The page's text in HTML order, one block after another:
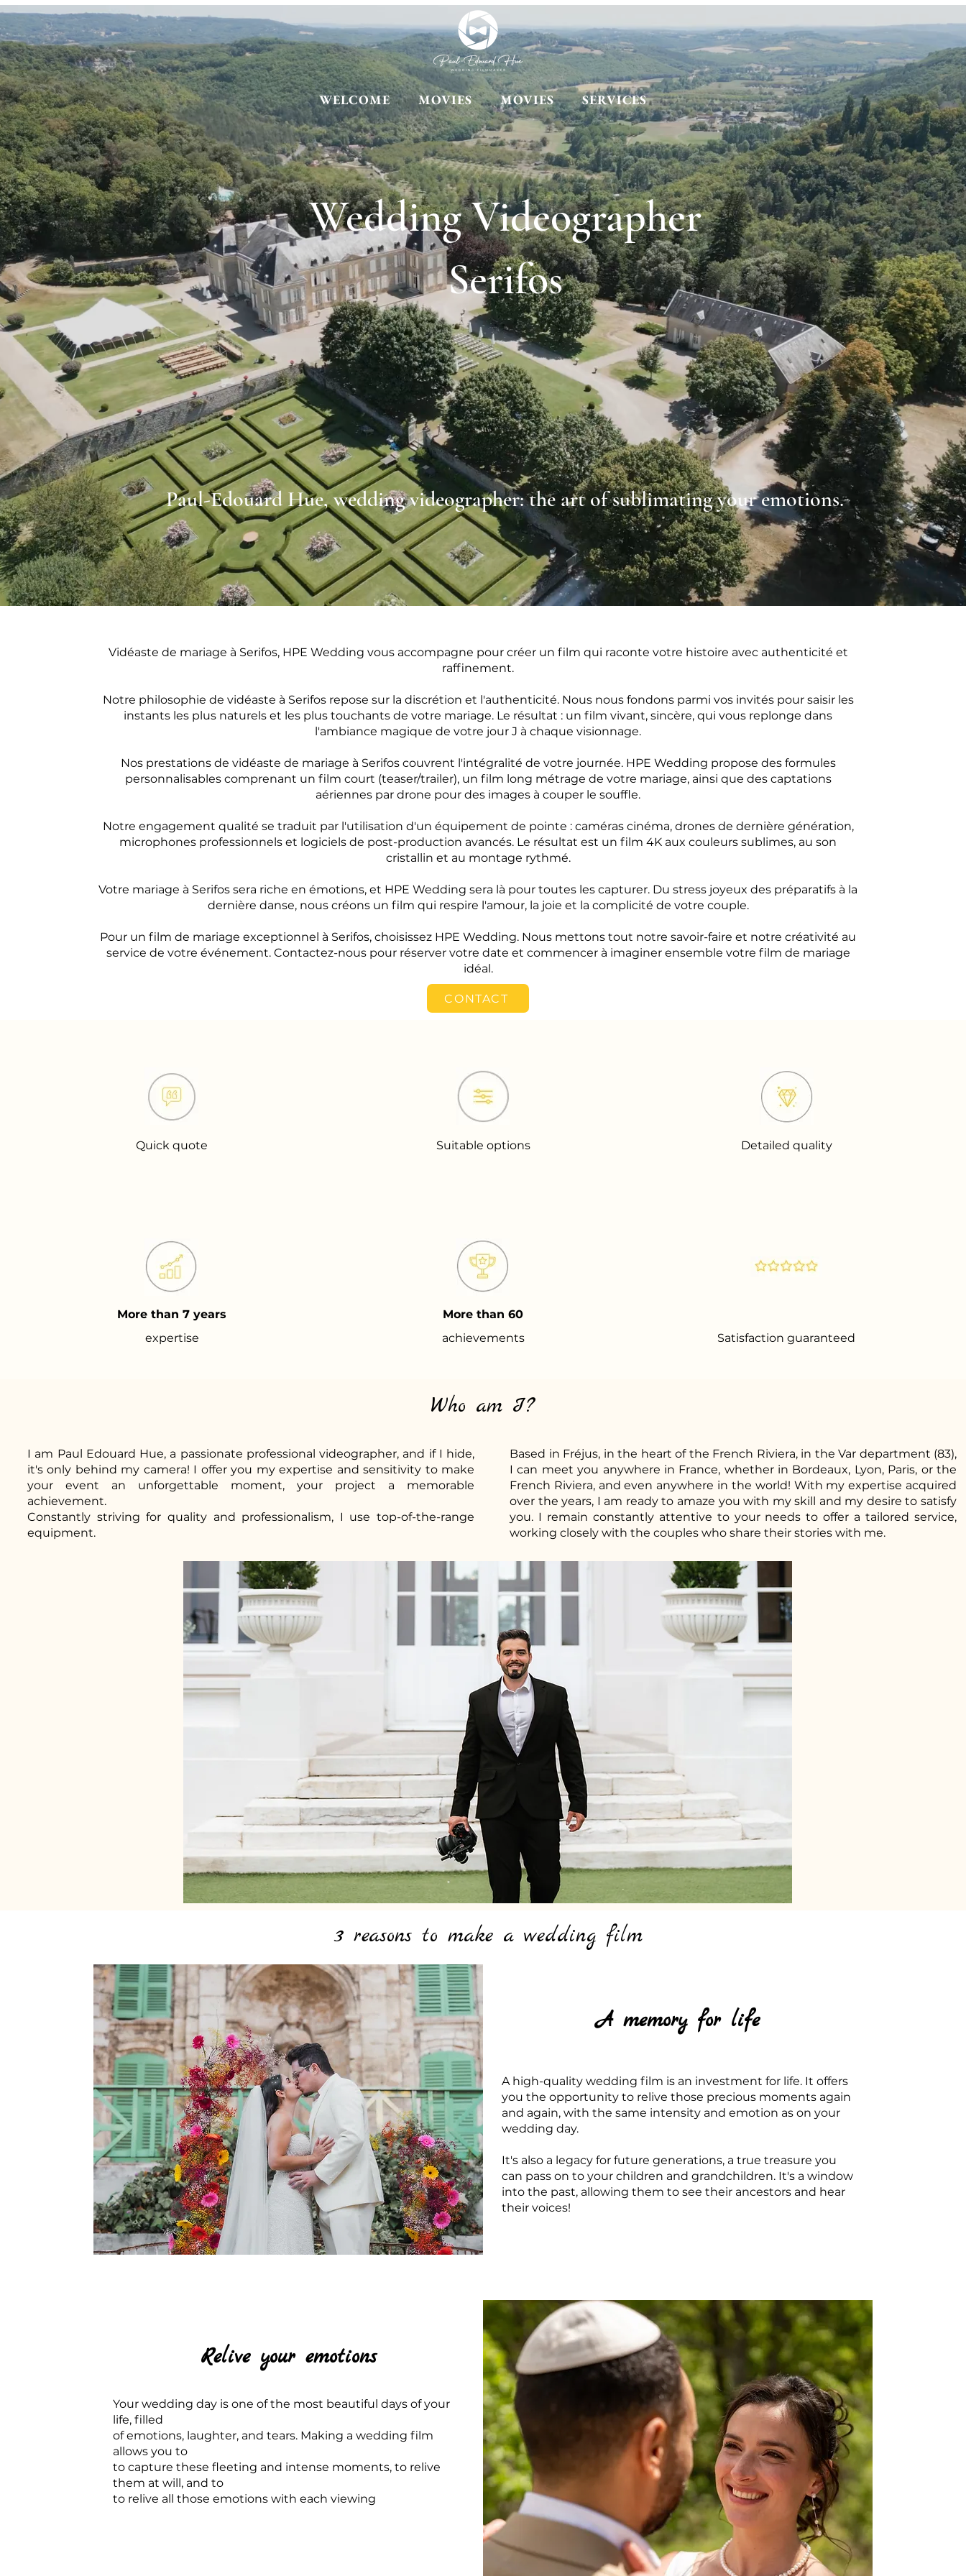
WELCOME MOVIES MOVIES SERVICES
Wedding Videographer
Serifos
Paul-Edouard Hue, wedding videographer: the art of sublimating your emotions.
Vidéaste de mariage à Serifos, HPE Wedding vous accompagne pour créer un film qui raconte votre histoire avec authenticité et
raffinement.
Notre philosophie de vidéaste à Serifos repose sur la discrétion et l'authenticité. Nous nous fondons parmi vos invités pour saisir les
instants les plus naturels et les plus touchants de votre mariage. Le résultat : un film vivant, sincère, qui vous replonge dans
l'ambiance magique de votre jour J à chaque visionnage.
Nos prestations de vidéaste de mariage à Serifos couvrent l'intégralité de votre journée. HPE Wedding propose des formules
personnalisables comprenant un film court (teaser/trailer), un film long métrage de votre mariage, ainsi que des captations
aériennes par drone pour des images à couper le souffle.
Notre engagement qualité se traduit par l'utilisation d'un équipement de pointe : caméras cinéma, drones de dernière génération,
microphones professionnels et logiciels de post-production avancés. Le résultat est un film 4K aux couleurs sublimes, au son
cristallin et au montage rythmé.
Votre mariage à Serifos sera riche en émotions, et HPE Wedding sera là pour toutes les capturer. Du stress joyeux des préparatifs à la
dernière danse, nous créons un film qui respire l'amour, la joie et la complicité de votre couple.
Pour un film de mariage exceptionnel à Serifos, choisissez HPE Wedding. Nous mettons tout notre savoir-faire et notre créativité au
service de votre événement. Contactez-nous pour réserver votre date et commencer à imaginer ensemble votre film de mariage
idéal.
CONTACT
Quick quote
More than 7 years
expertise
Suitable options Detailed quality
More than 60
achievements
Satisfaction guaranteed
Who am I?
I am Paul Edouard Hue, a passionate professional videographer, and if I hide,
it's only behind my camera! I offer you my expertise and sensitivity to make
your event an unforgettable moment, your project a memorable
achievement.
Constantly striving for quality and professionalism, I use top-of-the-range
equipment.
Based in Fréjus, in the heart of the French Riviera, in the Var department (83),
I can meet you anywhere in France, whether in Bordeaux, Lyon, Paris, or the
French Riviera, and even anywhere in the world! With my expertise acquired
over the years, I am ready to amaze you with my skill and my desire to satisfy
you. I remain constantly attentive to your needs to offer a tailored service,
working closely with the couples who share their stories with me.
3 reasons to make a wedding film
A memory for life
A high-quality wedding film is an investment for life. It offers
you the opportunity to relive those precious moments again
and again, with the same intensity and emotion as on your
wedding day.
It's also a legacy for future generations, a true treasure you
can pass on to your children and grandchildren. It's a window
into the past, allowing them to see their ancestors and hear
their voices!
Relive your emotions
Your wedding day is one of the most beautiful days of your
life, filled
of emotions, laughter, and tears. Making a wedding film
allows you to
to capture these fleeting and intense moments, to relive
them at will, and to
to relive all those emotions with each viewing